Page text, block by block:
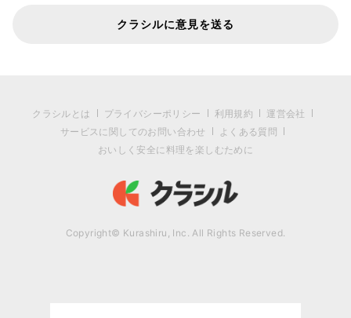
クラシルに意見を送る
クラシルとは プライバシーポリシー 利用規約
運営会社
サービスに関してのお問い合わせ
よくある質問
おいしく安全に料理を楽しむために
Copyright© Kurashiru, Inc. All Rights Reserved.